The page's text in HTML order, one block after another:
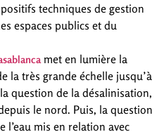
techniques de gestion
espaces publics et du
met en lumière la
la très grande échelle jusqu’à
question de la désalinisation,
le nord. Puis, la question
l’eau mis en relation avec